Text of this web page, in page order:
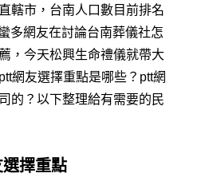
轄市，台南人口數目前排名
多網友在討論台南葬儀社怎
，今天松興生命禮儀就帶大
網友選擇重點是哪些？ptt網
的？以下整理給有需要的民
擇重點